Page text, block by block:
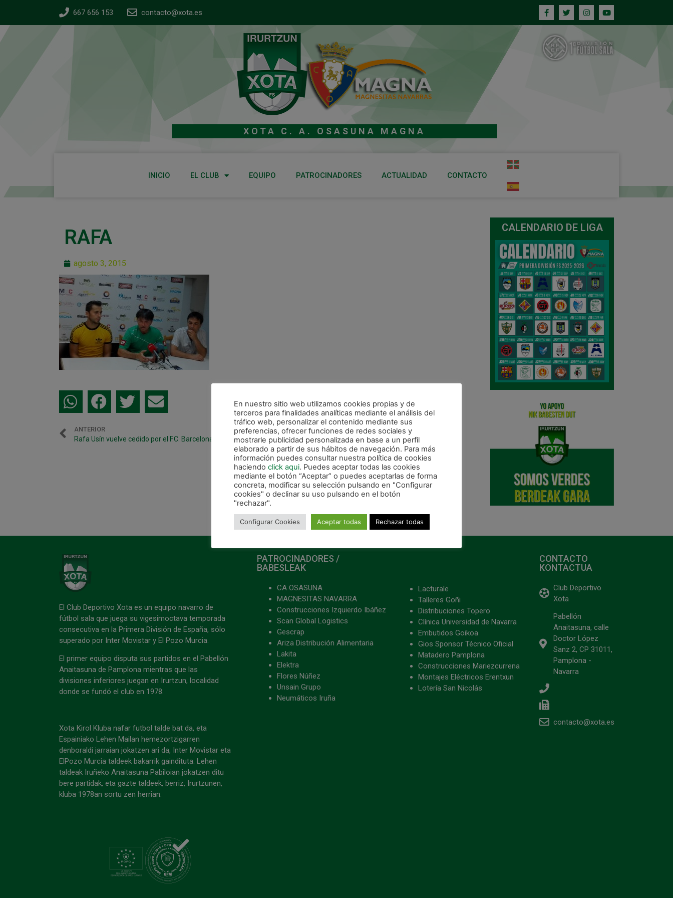
667 656 153 contacto@xota.es
XOTA C. A. OSASUNA MAGNA
INICIO EL CLUB EQUIPO PATROCINADORES ACTUALIDAD CONTACTO
RAFA
agosto 3, 2015
ANTERIOR
Rafa Usín vuelve cedido por el F.C. Barcelona
CALENDARIO DE LIGA
El Club Deportivo Xota es un equipo navarro de
fútbol sala que juega su vigesimoctava temporada
consecutiva en la Primera División de España, sólo
superado por Inter Movistar y El Pozo Murcia.
El primer equipo disputa sus partidos en el Pabellón
Anaitasuna de Pamplona mientras que las
divisiones inferiores juegan en Irurtzun, localidad
donde se fundó el club en 1978.
Xota Kirol Kluba nafar futbol talde bat da, eta
Espainiako Lehen Mailan hemezortzigarren
denboraldi jarraian jokatzen ari da, Inter Movistar eta
ElPozo Murcia taldeek bakarrik gaindituta. Lehen
taldeak Iruñeko Anaitasuna Pabiloian jokatzen ditu
bere partidak, eta gazte taldeek, berriz, Irurtzunen,
kluba 1978an sortu zen herrian.
PATROCINADORES /
BABESLEAK
CA OSASUNA
MAGNESITAS NAVARRA
Construcciones Izquierdo Ibáñez
Scan Global Logistics
Gescrap
Ariza Distribución Alimentaria
Lakita
Elektra
Flores Núñez
Unsain Grupo
Neumáticos Iruña
Lacturale
Talleres Goñi
Distribuciones Topero
Clínica Universidad de Navarra
Embutidos Goikoa
Gios Sponsor Técnico Oficial
Matadero Pamplona
Construcciones Mariezcurrena
Montajes Eléctricos Erentxun
Lotería San Nicolás
CONTACTO
KONTACTUA
Club Deportivo
Xota
Pabellón
Anaitasuna, calle
Doctor López
Sanz 2, CP 31011,
Pamplona -
Navarra
contacto@xota.es
En nuestro sitio web utilizamos cookies propias y de
terceros para finalidades analíticas mediante el análisis del
tráfico web, personalizar el contenido mediante sus
preferencias, ofrecer funciones de redes sociales y
mostrarle publicidad personalizada en base a un perfil
elaborado a partir de sus hábitos de navegación. Para más
información puedes consultar nuestra política de cookies
haciendo click aqui. Puedes aceptar todas las cookies
mediante el botón “Aceptar” o puedes aceptarlas de forma
concreta, modificar su selección pulsando en "Configurar
cookies" o declinar su uso pulsando en el botón
"rechazar".
Configurar Cookies Aceptar todas Rechazar todas